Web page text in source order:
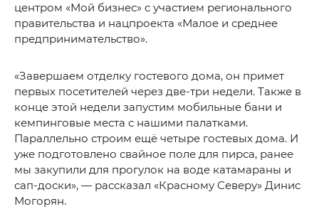
центром «Мой бизнес» с участием регионального
правительства и нацпроекта «Малое и среднее
предпринимательство».
«Завершаем отделку гостевого дома, он примет
первых посетителей через две-три недели. Также в
конце этой недели запустим мобильные бани и
кемпинговые места с нашими палатками.
Параллельно строим ещё четыре гостевых дома. И
уже подготовлено свайное поле для пирса, ранее
мы закупили для прогулок на воде катамараны и
сап-доски», — рассказал «Красному Северу» Динис
Могорян.